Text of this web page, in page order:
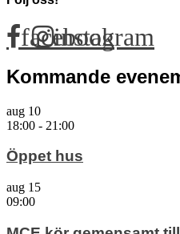
facebook
instagram
Kommande
aug 10
18:00 - 21:00
Öppet hus
aug 15
09:00